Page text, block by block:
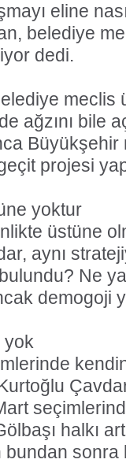
eline
belediye
dedi.
meclis
ağzını bile
Büyükşehir
projesi
yoktur
üstüne
aynı
Ne
demogoji
yok
halkı
bundan